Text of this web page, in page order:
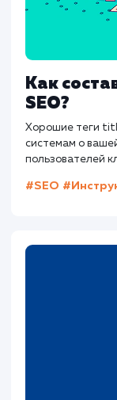
Что
Как
мои URL?
мастеров,
анализа
потери
301-е